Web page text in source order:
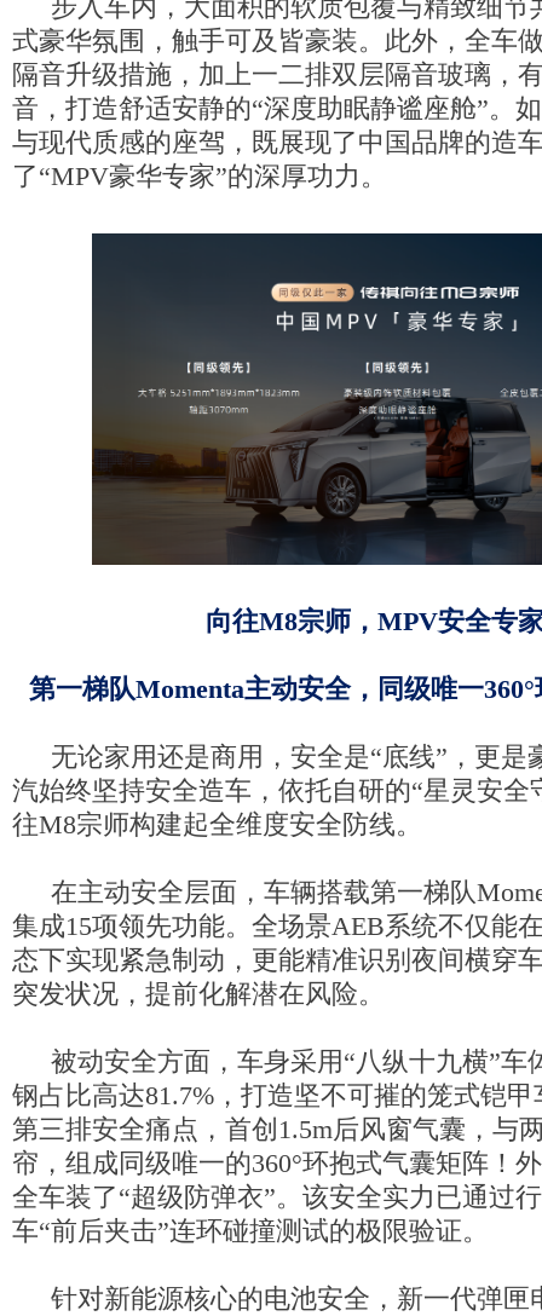
步入车内，大面积的软质包覆与精致细节
式豪华氛围，触手可及皆豪装。此外，全车
隔音升级措施，加上一二排双层隔音玻璃，
音，打造舒适安静的“深度助眠静谧座舱”。
与现代质感的座驾，既展现了中国品牌的造
了“MPV豪华专家”的深厚功力。
向往M8宗师，MPV安全专
第一梯队Momenta主动安全，同级唯一
无论家用还是商用，安全是“底线”，更是
汽始终坚持安全造车，依托自研的“星灵安全
往M8宗师构建起全维度安全防线。
在主动安全层面，车辆搭载第一梯队
集成15项领先功能。全场景AEB系统不仅能
态下实现紧急制动，更能精准识别夜间横穿
突发状况，提前化解潜在风险。
被动安全方面，车身采用“八纵十九横”车
钢占比高达81.7%，打造坚不可摧的笼式铠
第三排安全痛点，首创1.5m后风窗气囊，与
帘，组成同级唯一的360°环抱式气囊矩阵！
全车装了“超级防弹衣”。该安全实力已通过
车“前后夹击”连环碰撞测试的极限验证。
针对新能源核心的电池安全，新一代弹匣